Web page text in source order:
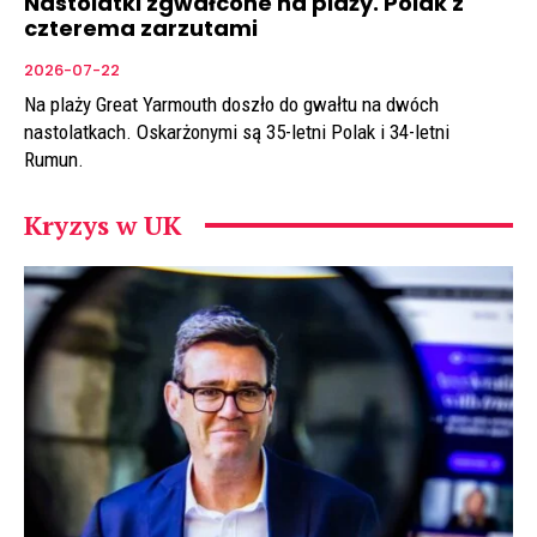
czterema zarzutami
2026-07-22
Na plaży Great Yarmouth doszło do gwałtu na dwóch
nastolatkach. Oskarżonymi są 35-letni Polak i 34-letni
Rumun.
Kryzys w UK